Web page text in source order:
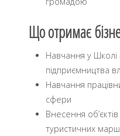
Що отримає
Навчання у
підприємництва
Навчання
сфери
Внесення
туристичних